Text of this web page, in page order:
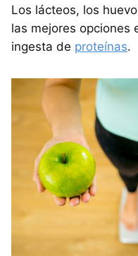
Los lácteos, los
las mejores opciones
ingesta de proteínas.